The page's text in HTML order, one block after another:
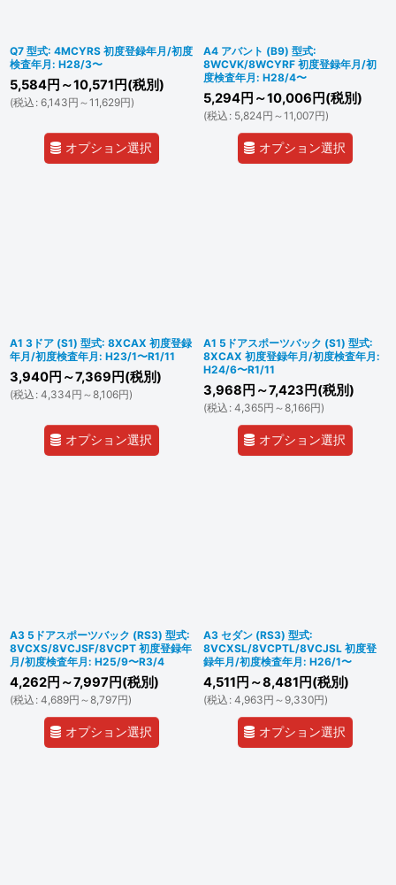
Q7 型式: 4MCYRS 初度登録年月/初度
検査年月: H28/3〜
5,584円 ～10,571 円(税別)
(税込 : 6,143円 ～11,629円)
オプション選択
A4 アバント (B9) 型式:
8WCVK/8WCYRF 初度登録年月/初
度検査年月: H28/4〜
5,294円 ～10,006 円(税別)
(税込 : 5,824円 ～11,007円)
オプション選択
A1 3ドア (S1) 型式: 8XCAX 初度登録
年月/初度検査年月: H23/1〜R1/11
3,940円 ～7,369 円(税別)
(税込 : 4,334円 ～8,106円)
オプション選択
A1 5ドアスポーツバック (S1) 型式:
8XCAX 初度登録年月/初度検査年月:
H24/6〜R1/11
3,968 円 ～7,423 円(税別)
(税込 : 4,365円 ～8,166円)
オプション選択
A3 5ドアスポーツバック (RS3) 型式:
8VCXS/8VCJSF/8VCPT 初度登録年
月/初度検査年月: H25/9〜R3/4
4,262円 ～7,997 円(税別)
(税込 : 4,689円 ～8,797円)
オプション選択
A3 セダン (RS3) 型式:
8VCXSL/8VCPTL/8VCJSL 初度登
録年月/初度検査年月: H26/1〜
4,511 円 ～8,481 円(税別)
(税込 : 4,963円 ～9,330円)
オプション選択